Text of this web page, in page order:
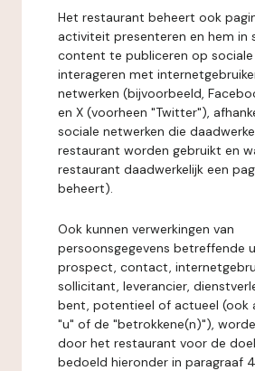
Het restaurant beheert ook
activiteit presenteren en hem in
content te publiceren op
interageren met
netwerken (bijvoorbeeld,
en X (voorheen "Twitter"),
sociale netwerken die
restaurant worden gebruikt en
restaurant daadwerkelijk een
beheert).
Ook kunnen verwerkingen van
persoonsgegevens betreffende
prospect, contact,
sollicitant, leverancier,
bent, potentieel of actueel (ook
"u" of de "betrokkene(n)"),
door het restaurant voor de
bedoeld hieronder in paragraaf